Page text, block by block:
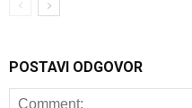
POSTAVI ODGOVOR